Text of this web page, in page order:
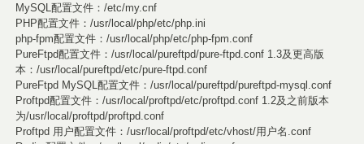
MySQL配置文件：/etc/my.cnf
PHP配置文件：/usr/local/php/etc/php.ini
php-fpm配置文件：/usr/local/php/etc/php-fpm.conf
PureFtpd配置文件：/usr/local/pureftpd/pure-ftpd.conf 1.3及更高版
本：/usr/local/pureftpd/etc/pure-ftpd.conf
PureFtpd MySQL配置文件：/usr/local/pureftpd/pureftpd-mysql.conf
Proftpd配置文件：/usr/local/proftpd/etc/proftpd.conf 1.2及之前版本
为/usr/local/proftpd/proftpd.conf
Proftpd 用户配置文件：/usr/local/proftpd/etc/vhost/用户名.conf